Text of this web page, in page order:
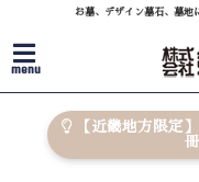
お墓、デザイン墓石、墓地
menu
【近畿地方限定